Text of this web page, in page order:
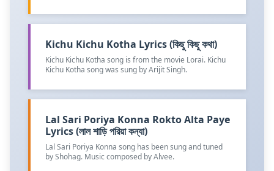
Kichu Kichu Kotha Lyrics (কিছু কিছু কথা)
Kichu Kichu Kotha song is from the movie Lorai. Kichu
Kichu Kotha song was sung by Arijit Singh.
Lal Sari Poriya Konna Rokto Alta Paye
Lyrics (লাল শাড়ি পরিয়া কন্যা)
Lal Sari Poriya Konna song has been sung and tuned
by Shohag. Music composed by Alvee.